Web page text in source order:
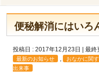
便秘解消にはいろ
投稿日 : 2017年12月23日 最終
最新のお知らせ おなかに関
出来事